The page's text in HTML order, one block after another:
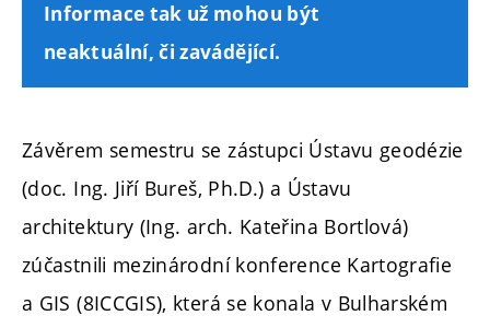
Informace tak už mohou být
neaktuální, či zavádějící.
Závěrem semestru se zástupci Ústavu geodézie
(doc. Ing. Jiří Bureš, Ph.D.) a Ústavu
architektury (Ing. arch. Kateřina Bortlová)
zúčastnili mezinárodní konference Kartografie
a GIS (8ICCGIS), která se konala v Bulharském